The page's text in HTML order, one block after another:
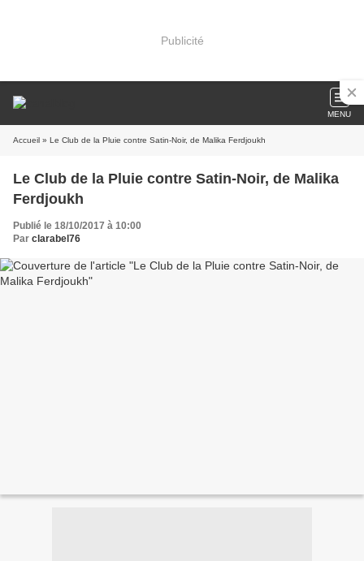
Publicité
MENU
Accueil » Le Club de la Pluie contre Satin-Noir, de Malika Ferdjoukh
Le Club de la Pluie contre Satin-Noir, de Malika
Ferdjoukh
Publié le 18/10/2017 à 10:00
Par clarabel76